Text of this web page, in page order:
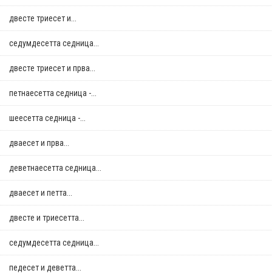
двестe триесет и...
седумдесетта седница...
двестe триесет и прва...
петнаесетта седница -...
шеесетта седница -...
дваесет и прва...
деветнаесетта седница...
дваесет и петта...
двестe и триесетта...
седумдесетта седница...
педесет и деветта...